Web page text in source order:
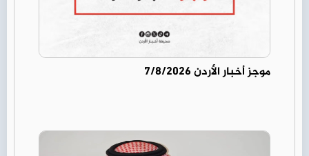
موجز أخبار الأردن 7/8/2026